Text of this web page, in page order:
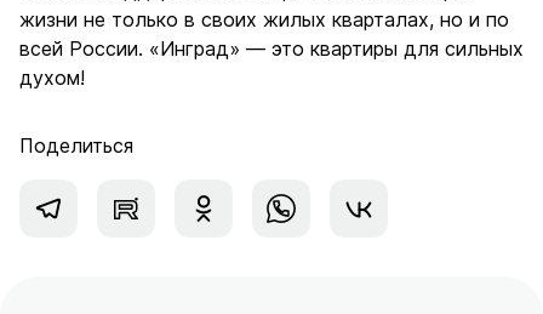
жизни не только в своих жилых кварталах, но и по
всей России. «Инград» — это квартиры для сильных
духом!
Поделиться